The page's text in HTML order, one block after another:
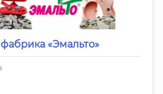
«Эмальто»